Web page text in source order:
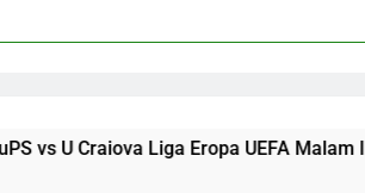
Eropa UEFA Malam Ini Pukul 22.00